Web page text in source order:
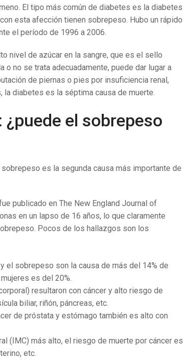
El tipo más común de diabetes es la diabetes
esta afección tienen sobrepeso. Hubo un rápido
el período de 1996 a 2006.
nivel de azúcar en la sangre, que es el sello
no se trata adecuadamente, puede dar lugar a
de piernas o pies por insuficiencia renal,
diabetes es la séptima causa de muerte.
el sobrepeso
es la segunda causa más importante de
publicado en The New England Journal of
en un lapso de 16 años, lo que claramente
Pocos de los hallazgos son los
el sobrepeso son la causa de más del 14% de
es del 20%.
resultaron con cáncer y alto riesgo de
biliar, riñón, páncreas, etc.
de próstata y estómago también es alto con
(IMC) más alto, el riesgo de muerte por cáncer es
etc.